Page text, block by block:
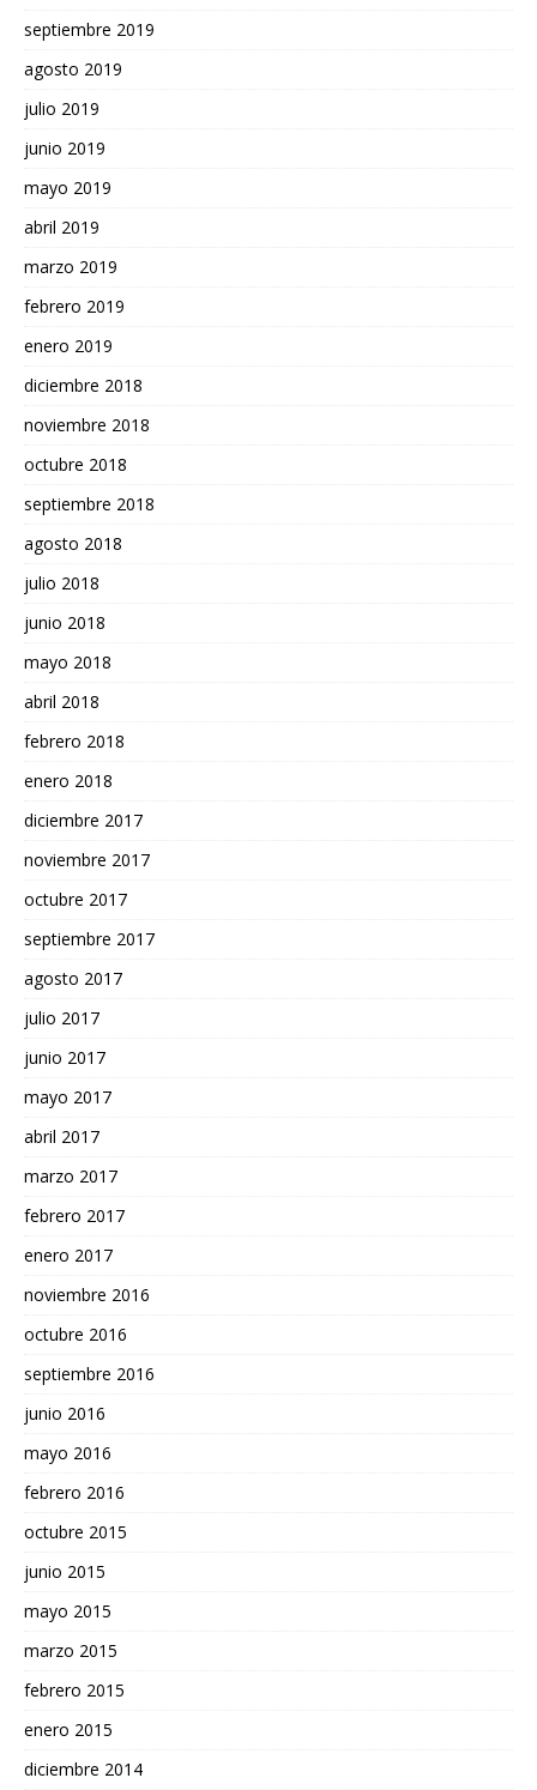
septiembre 2019
agosto 2019
julio 2019
junio 2019
mayo 2019
abril 2019
marzo 2019
febrero 2019
enero 2019
diciembre 2018
noviembre 2018
octubre 2018
septiembre 2018
agosto 2018
julio 2018
junio 2018
mayo 2018
abril 2018
febrero 2018
enero 2018
diciembre 2017
noviembre 2017
octubre 2017
septiembre 2017
agosto 2017
julio 2017
junio 2017
mayo 2017
abril 2017
marzo 2017
febrero 2017
enero 2017
noviembre 2016
octubre 2016
septiembre 2016
junio 2016
mayo 2016
febrero 2016
octubre 2015
junio 2015
mayo 2015
marzo 2015
febrero 2015
enero 2015
diciembre 2014